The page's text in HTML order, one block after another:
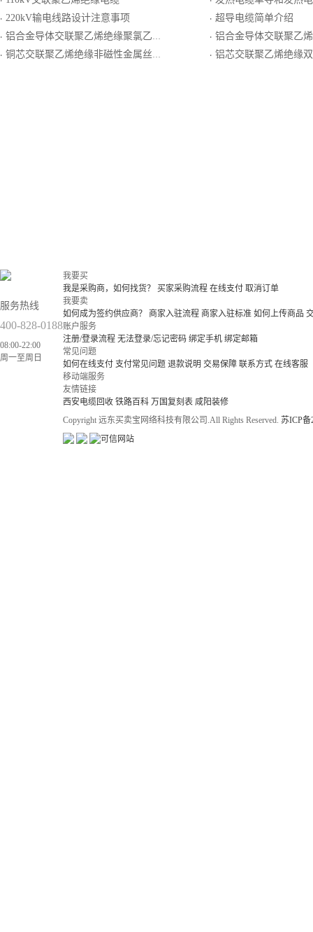
· 220kV输电线路设计注意事项
· 铝合金导体交联聚乙烯绝缘聚氯乙烯护套电力电缆
· 铜芯交联聚乙烯绝缘非磁性金属丝铠装聚乙烯护套电力电缆
· 超导电缆简单介绍
· 铝合金导体交联聚乙烯绝缘聚氯
· 铝芯交联聚乙烯绝缘双钢带铠装聚
服务热线
400-828-0188
08:00-22:00
周一至周日
我要买
我是采购商，如何找货？
买家采购流程 在线支付 取消订单
我要卖
如何成为签约供应商？
商家入驻流程 商家入驻标准 如何上传商品
账户服务
注册/登录流程 无法登录/忘记密码 绑定手机 绑定邮箱
常见问题
如何在线支付 支付常见问题 退款说明 交易保障 联系方式 在线客服
移动端服务
友情链接
西安电缆回收 铁路百科 万国复刻表 咸阳装修
Copyright 远东买卖宝网络科技有限公司.All Rights Reserved. 苏ICP备